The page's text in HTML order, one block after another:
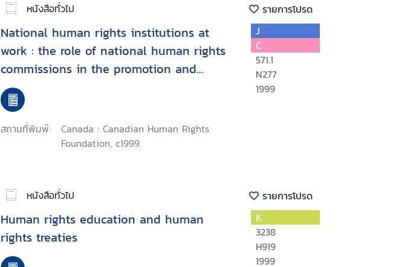
หนังสือทั่วไป รายการโปรด
National human rights institutions at
work : the role of national human rights
commissions in the promotion and
protection of economic, social and
cultural rights, Asian Regional Training
Program, Antipolo City, Philippines, May
สถานที่พิมพ์:
Canada : Canadian Human Rights
Foundation, c1999.
J
C
571.1
N277
1999
หนังสือทั่วไป รายการโปรด
Human rights education and human
rights treaties
K
3238
H919
1999